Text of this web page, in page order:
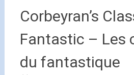
Corbeyran’s
Fantastic – Les
du fantastique